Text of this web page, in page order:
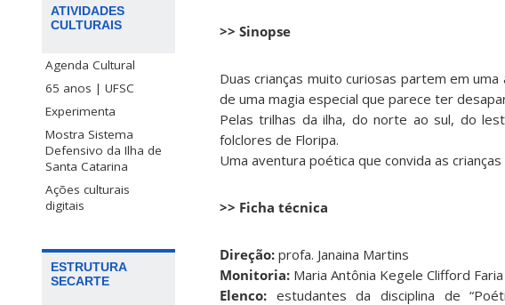
ATIVIDADES
CULTURAIS
Agenda Cultural
65 anos | UFSC
Experimenta
Mostra Sistema
Defensivo da Ilha de
Santa Catarina
Ações culturais
digitais
ESTRUTURA
SECARTE
>> Sinopse
Duas crianças muito curiosas partem em
de uma magia especial que parece ter
Pelas trilhas da ilha, do norte ao sul, do
folclores de Floripa.
Uma aventura poética que convida as
>> Ficha técnica
Direção: profa. Janaina Martins
Monitoria: Maria Antônia Kegele Clifford Faria
Elenco: estudantes da disciplina de